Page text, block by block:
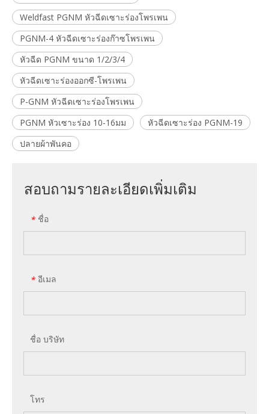
Weldfast PGNM หัวฉีดเซาะร่องโพรเพน
PGNM-4 หัวฉีดเซาะร่องก๊าซโพรเพน
หัวฉีด PGNM ขนาด 1/2/3/4
หัวฉีดเซาะร่องออกซี-โพรเพน
P-GNM หัวฉีดเซาะร่องโพรเพน
PGNM หัวเซาะร่อง 10-16มม
หัวฉีดเซาะร่อง PGNM-19
ปลายผ้าพันคอ
สอบถามรายละเอียดเพิ่มเติม
* ชื่อ
* อีเมล
ชื่อ บริษัท
โทร